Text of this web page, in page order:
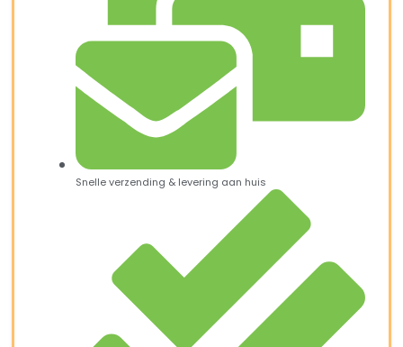
Snelle verzending & levering aan huis